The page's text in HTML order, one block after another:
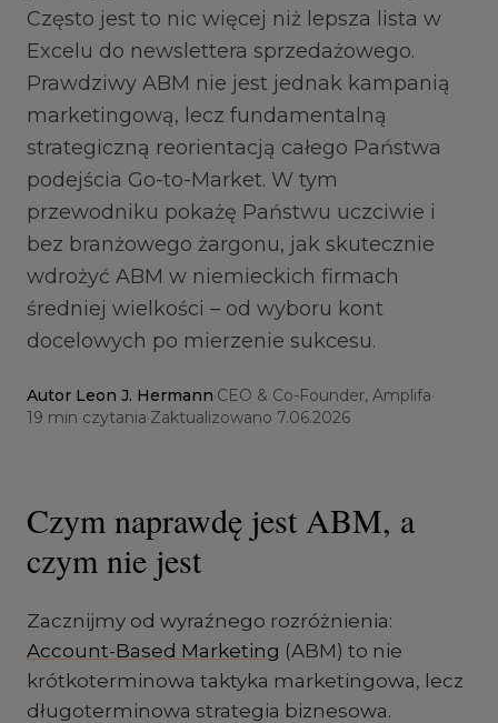
Często jest to nic więcej niż lepsza lista w
Excelu do newslettera sprzedażowego.
Prawdziwy ABM nie jest jednak kampanią
marketingową, lecz fundamentalną
strategiczną reorientacją całego Państwa
podejścia Go-to-Market. W tym
przewodniku pokażę Państwu uczciwie i
bez branżowego żargonu, jak skutecznie
wdrożyć ABM w niemieckich firmach
średniej wielkości – od wyboru kont
docelowych po mierzenie sukcesu.
Autor Leon J. Hermann·CEO & Co-Founder, Amplifa·
19 min czytania·Zaktualizowano 7.06.2026
Czym naprawdę jest ABM, a
czym nie jest
Zacznijmy od wyraźnego rozróżnienia:
Account-Based Marketing (ABM) to nie
krótkoterminowa taktyka marketingowa, lecz
długoterminowa strategia biznesowa.